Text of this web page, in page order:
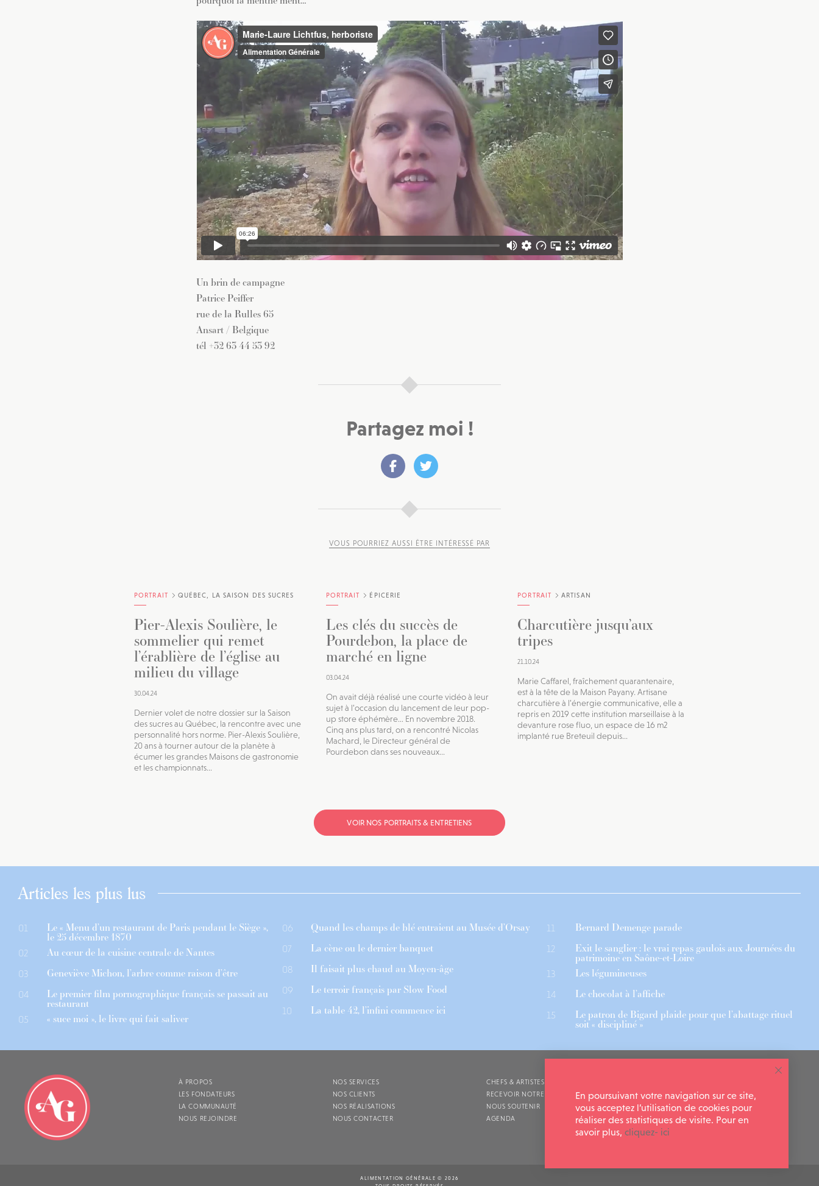
Un brin de campagne
Patrice Peiffer
rue de la Rulles 65
Ansart / Belgique
tél +32 63 44 53 92
Partagez moi !
VOUS POURRIEZ AUSSI ÊTRE INTÉRESSÉ PAR
PORTRAIT QUÉBEC, LA SAISON DES SUCRES
Pier-Alexis Soulière, le
sommelier qui remet
l’érablière de l’église au
milieu du village
30.04.24
Dernier volet de notre dossier sur la Saison
des sucres au Québec, la rencontre avec une
personnalité hors norme. Pier-Alexis Soulière,
20 ans à tourner autour de la planète à
écumer les grandes Maisons de gastronomie
et les championnats...
PORTRAIT ÉPICERIE
Les clés du succès de
Pourdebon, la place de
marché en ligne
03.04.24
On avait déjà réalisé une courte vidéo à leur
sujet à l’occasion du lancement de leur pop-
up store éphémère… En novembre 2018.
Cinq ans plus tard, on a rencontré Nicolas
Machard, le Directeur général de
Pourdebon dans ses nouveaux...
PORTRAIT ARTISAN
Charcutière jusqu’aux
tripes
21.10.24
Marie Caffarel, fraîchement quarantenaire,
est à la tête de la Maison Payany. Artisane
charcutière à l’énergie communicative, elle a
repris en 2019 cette institution marseillaise à la
devanture rose fluo, un espace de 16 m2
implanté rue Breteuil depuis...
VOIR NOS PORTRAITS & ENTRETIENS
Articles les plus lus
01 Le « Menu d’un restaurant de Paris pendant le Siège »,
le 25 décembre 1870
02 Au cœur de la cuisine centrale de Nantes
03 Geneviève Michon, l’arbre comme raison d’être
04 Le premier film pornographique français se passait au
restaurant
05 « suce moi », le livre qui fait saliver
06 Quand les champs de blé entraient au Musée d’Orsay
07 La cène ou le dernier banquet
08 Il faisait plus chaud au Moyen-âge
09 Le terroir français par Slow Food
10 La table 42, l’infini commence ici
11 Bernard Demenge parade
12 Exit le sanglier : le vrai repas gaulois aux Journées du
patrimoine en Saône-et-Loire
13 Les légumineuses
14 Le chocolat à l’affiche
15 Le patron de Bigard plaide pour que l’abattage rituel
soit « discipliné »
À PROPOS
LES FONDATEURS
LA COMMUNAUTÉ
NOUS REJOINDRE
NOS SERVICES
NOS CLIENTS
NOS RÉALISATIONS
NOUS CONTACTER
CHEFS & ARTISTES ASSOCIÉS
RECEVOIR NOTRE NEWSLETTER
NOUS SOUTENIR
AGENDA
MENTIONS LÉGALES
ALIMENTATION GÉNÉRALE © 2026
En poursuivant votre navigation sur ce site,
vous acceptez l’utilisation de cookies pour
réaliser des statistiques de visite. Pour en
savoir plus, cliquez- ici